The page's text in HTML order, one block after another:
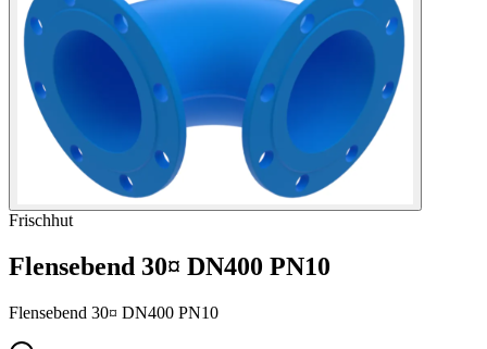
Frischhut
Flensebend 30¤ DN400 PN10
Flensebend 30¤ DN400 PN10